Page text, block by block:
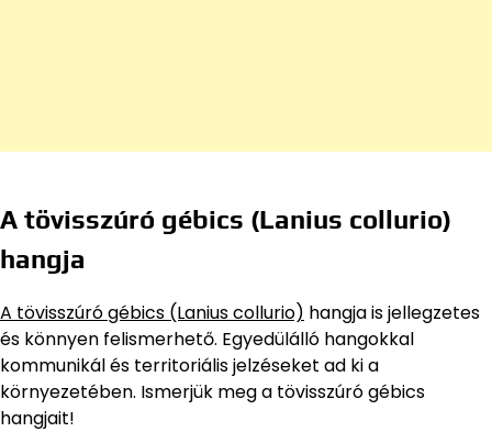
A tövisszúró gébics (Lanius collurio)
hangja
A tövisszúró gébics (Lanius collurio) hangja is jellegzetes
és könnyen felismerhető. Egyedülálló hangokkal
kommunikál és territoriális jelzéseket ad ki a
környezetében. Ismerjük meg a tövisszúró gébics
hangjait!